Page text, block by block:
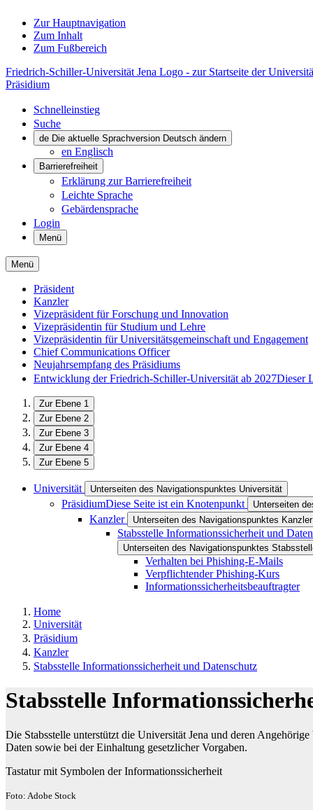
Zur Hauptnavigation
Zum Inhalt
Zum Fußbereich
Friedrich-Schiller-Universität Jena Logo - zur Startseite der
Präsidium
Schnelleinstieg
Suche
de Die aktuelle Sprachversion Deutsch ändern
en Englisch
Barrierefreiheit
Erklärung zur Barrierefreiheit
Leichte Sprache
Gebärdensprache
Login
Menü
Menü
Präsident
Kanzler
Vizepräsident für Forschung und Innovation
Vizepräsidentin für Studium und Lehre
Vizepräsidentin für Universitätsgemeinschaft und Engagement
Chief Communications Officer
Neujahrsempfang des Präsidiums
Entwicklung der Friedrich-Schiller-Universität ab 2027Dieser
Zur Ebene 1
Zur Ebene 2
Zur Ebene 3
Zur Ebene 4
Zur Ebene 5
Universität Unterseiten des Navigationspunktes Universität
PräsidiumDiese Seite ist ein Knotenpunkt Unterseiten
Kanzler Unterseiten des Navigationspunktes Kanzler
Stabsstelle Informationssicherheit und
Unterseiten des Navigationspunktes
Verhalten bei Phishing-E-Mails
Verpflichtender Phishing-Kurs
Informationssicherheitsbeauftragter
Home
Universität
Präsidium
Kanzler
Stabsstelle Informationssicherheit und Datenschutz
Stabsstelle
Die Stabsstelle unterstützt die Universität Jena und deren
Daten sowie bei der Einhaltung gesetzlicher Vorgaben.
Tastatur mit Symbolen der Informationssicherheit
Foto: Adobe Stock